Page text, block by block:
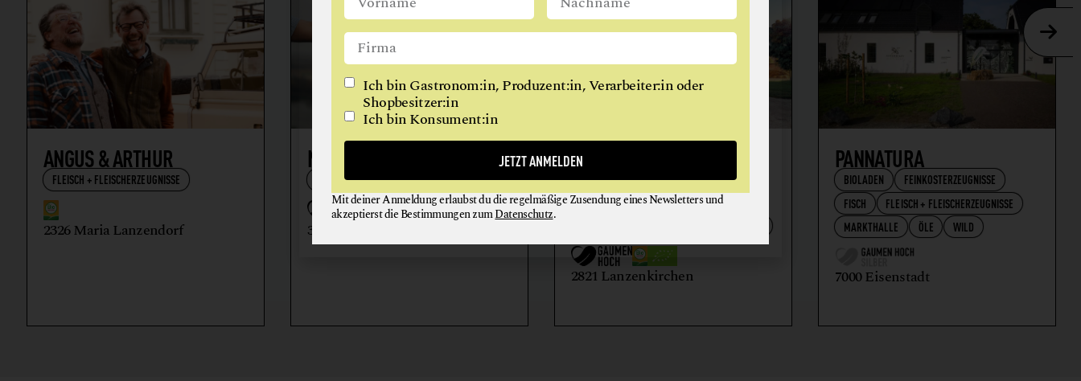
GETRÄNKE
GEWÜRZE
KAFFEE
MARKTHALLE
MEHL
MILCH + MILCHERZEUGNISSE
WIEN
ANGUS & ARTHUR
FLEISCH + FLEISCHERZEUGNISSE
2326 Maria Lanzendorf
NIKOLAIHOF
3512 Mautern an der Donau
BIO-LANDWIRTSCHAFT
LILIENHOF
EIER + EIPRODUKTE
GEMÜSE
2821 Lanzenkirchen
PANNATURA
BIOLADEN
FEINKOSTERZEUGNISSE
FISCH
FLEISCH + FLEISCHERZEUGNISSE
MARKTHALLE
ÖLE WILD
7000 Eisenstadt
Ich bin Gastronom:in, Produzent:in, Verarbeiter:in oder
Shopbesitzer:in
Ich bin Konsument:in
JETZT ANMELDEN
Mit deiner Anmeldung erlaubst du die regelmäßige Zusendung eines Newsletters und
akzeptierst die Bestimmungen zumDatenschutz.